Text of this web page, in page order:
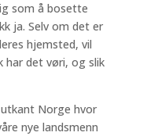
som å bosette
ja. Selv om det er
hjemsted, vil
har det vøri, og slik
Norge hvor
nye landsmenn